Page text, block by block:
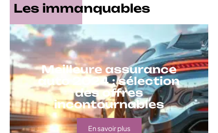
Les immanquables
Meilleure assurance
auto 2024 : sélection
des offres
incontournables
En savoir plus